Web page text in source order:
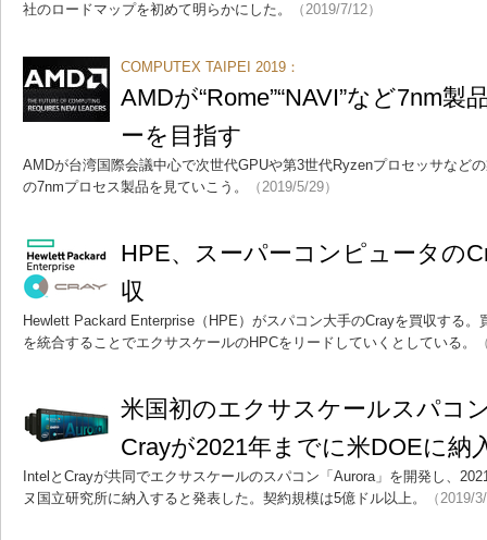
社のロードマップを初めて明らかにした。 （2019/7/12）
COMPUTEX TAIPEI 2019：
AMDが“Rome”“NAVI”など7nm製
ーを目指す
AMDが台湾国際会議中心で次世代GPUや第3世代Ryzenプロセッサなど
の7nmプロセス製品を見ていこう。
（2019/5/29）
HPE、スーパーコンピュータの
収
Hewlett Packard Enterprise（HPE）がスパコン大手のCrayを買収する
を統合することでエクサスケールのHPCをリードしていくとしている。
米国初のエクサスケールスパコ
Crayが2021年までに米DOEに納
IntelとCrayが共同でエクサスケールのスパコン「Aurora」を開発し、
ヌ国立研究所に納入すると発表した。契約規模は5億ドル以上。
（2019/